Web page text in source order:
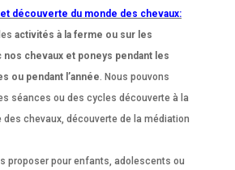
découverte du monde des chevaux:
activités à la ferme ou sur les
chevaux et poneys pendant les
ou pendant l’année. Nous pouvons
séances ou des cycles découverte à la
chevaux, découverte de la médiation
proposer pour enfants, adolescents ou